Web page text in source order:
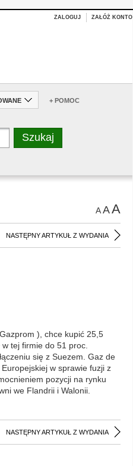
ZALOGUJ ZAŁÓŻ KONTO
+ POMOC
AAA
NASTĘPNY ARTYKUŁ Z WYDANIA
), chce kupić 25,5
tej firmie do 51 proc.
się z Suezem. Gaz de
w sprawie fuzji z
pozycji na rynku
we Flandrii i Walonii.
NASTĘPNY ARTYKUŁ Z WYDANIA